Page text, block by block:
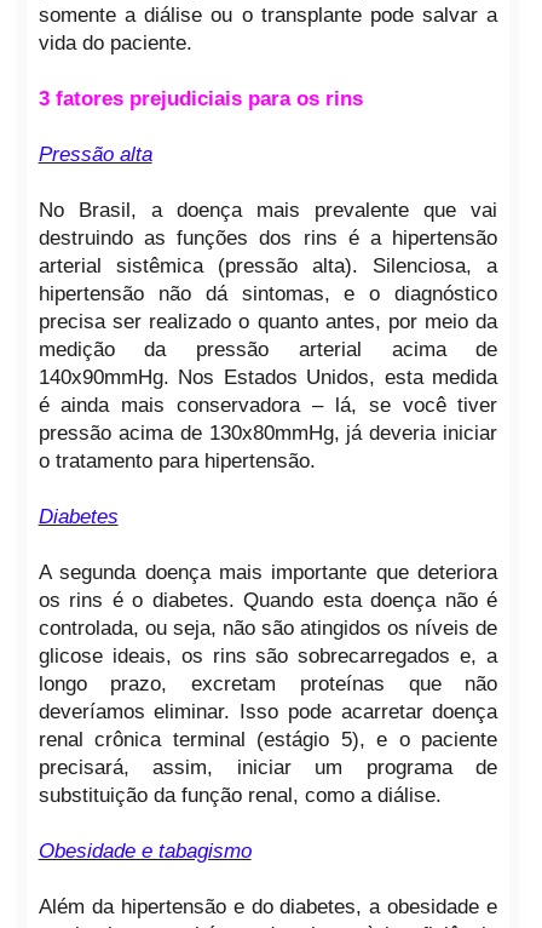
somente a diálise ou o transplante pode salvar a
vida do paciente.
3 fatores prejudiciais para os rins
Pressão alta
No Brasil, a doença mais prevalente que vai
destruindo as funções dos rins é a hipertensão
arterial sistêmica (pressão alta). Silenciosa, a
hipertensão não dá sintomas, e o diagnóstico
precisa ser realizado o quanto antes, por meio da
medição da pressão arterial acima de
140x90mmHg. Nos Estados Unidos, esta medida
é ainda mais conservadora – lá, se você tiver
pressão acima de 130x80mmHg, já deveria iniciar
o tratamento para hipertensão.
Diabetes
A segunda doença mais importante que deteriora
os rins é o diabetes. Quando esta doença não é
controlada, ou seja, não são atingidos os níveis de
glicose ideais, os rins são sobrecarregados e, a
longo prazo, excretam proteínas que não
deveríamos eliminar. Isso pode acarretar doença
renal crônica terminal (estágio 5), e o paciente
precisará, assim, iniciar um programa de
substituição da função renal, como a diálise.
Obesidade e tabagismo
Além da hipertensão e do diabetes, a obesidade e